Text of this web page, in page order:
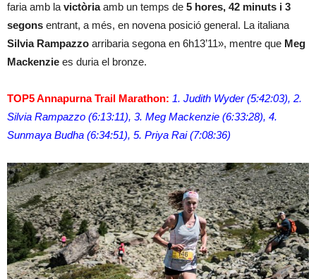
faria amb la victòriaamb un temps de 5 hores, 42 minuts i 3
segons entrant, a més, en novena posició general. La italiana
Silvia Rampazzo arribaria segona en 6h13’11», mentre que Meg
Mackenzie es duria el bronze.
TOP5 Annapurna Trail Marathon: 1. Judith Wyder (5:42:03), 2.
Silvia Rampazzo (6:13:11), 3. Meg Mackenzie (6:33:28), 4.
Sunmaya Budha (6:34:51), 5. Priya Rai (7:08:36)